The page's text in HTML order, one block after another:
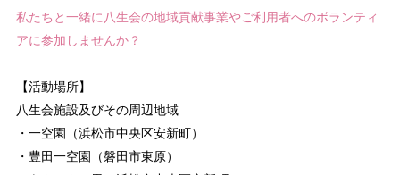
私たちと一緒に八生会の地域貢献事業やご利用者へのボランティ
アに参加しませんか？
【活動場所】
八生会施設及びその周辺地域
・一空園（浜松市中央区安新町）
・豊田一空園（磐田市東原）